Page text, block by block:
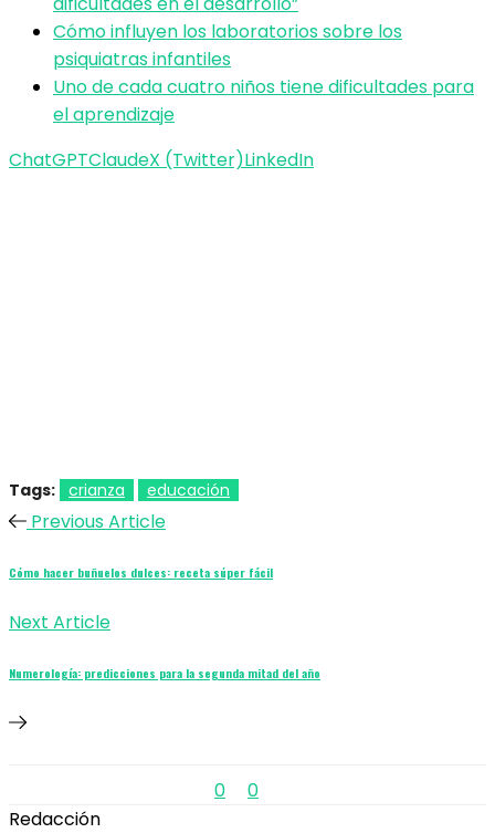
Cómo influyen los laboratorios sobre los
psiquiatras infantiles
Uno de cada cuatro niños tiene dificultades para
el aprendizaje
ChatGPTClaudeX (Twitter)LinkedIn
Tags: crianza educación
Previous Article
Cómo hacer buñuelos dulces: receta súper fácil
Next Article
Numerología: predicciones para la segunda mitad del año
0
0
Redacción